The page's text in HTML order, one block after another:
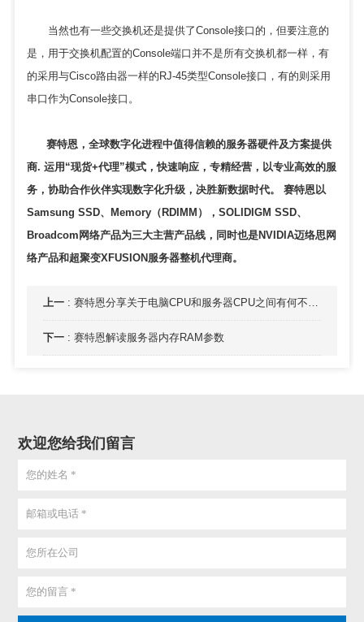
当然也有一些交换机还是提供了Console接口的，但要注意的
是，用于交换机配置的Console端口并不是所有交换机都一样，有
的采用与Cisco路由器一样的RJ-45类型Console接口，有的则采用
串口作为Console接口。
赛特恩，全球数字化进程中值得信赖的服务器硬件及方案提供
商. 运用“现货+代理”模式，快速响应，专精经营，以专业高效的服
务，协助合作伙伴实现数字化升级，决胜新数据时代。 赛特恩以
Samsung SSD、Memory（RDIMM），SOLIDIGM SSD、
Broadcom网络产品为三大主营产品线，同时也是NVIDIA迈络思⽹
络产品和超聚变XFUSION服务器整机代理商。
上一: 赛特恩分享关于电脑CPU和服务器CPU之间有何不同点
下一: 赛特恩解读服务器内存RAM参数
欢迎您给我们留言